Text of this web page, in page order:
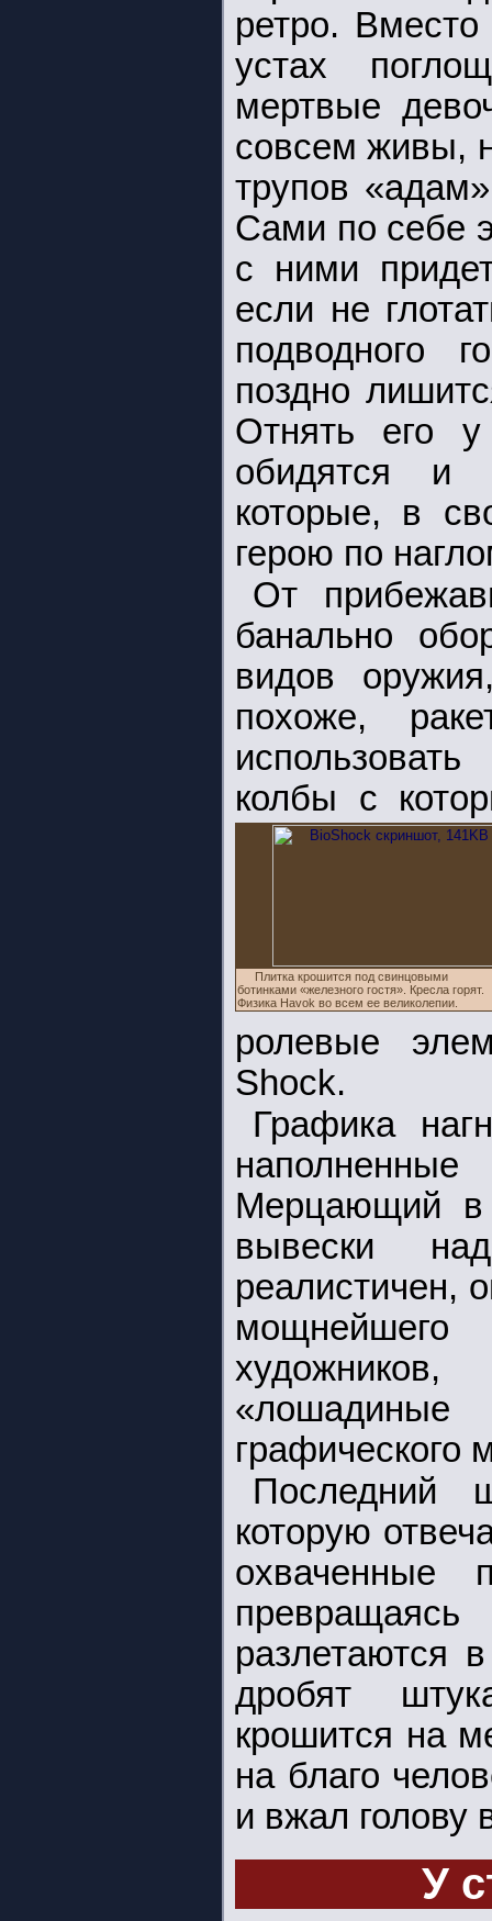
ретро.
устах
мертвые
совсем живы,
трупов
Сами по себе
с ними
если не
подводного
поздно
Отнять его
обидятся и
которые, в
герою по
От
банально
видов
похоже,
колбы с
Плитка крошится под свинцовыми
ботинками «железного гостя». Кресла горят.
Физика Havok во всем ее великолепии.
ролевые
Shock.
Графика
Мерцающий в
вывески
реалистичен,
«лошадиные
графического
Последний
которую
охваченные
разлетаются
дробят
крошится на
на благо
и вжал голову
У